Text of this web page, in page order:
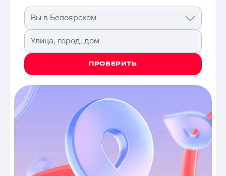
Вы в Белоярском
Улица, город, дом
ПРОВЕРИТЬ